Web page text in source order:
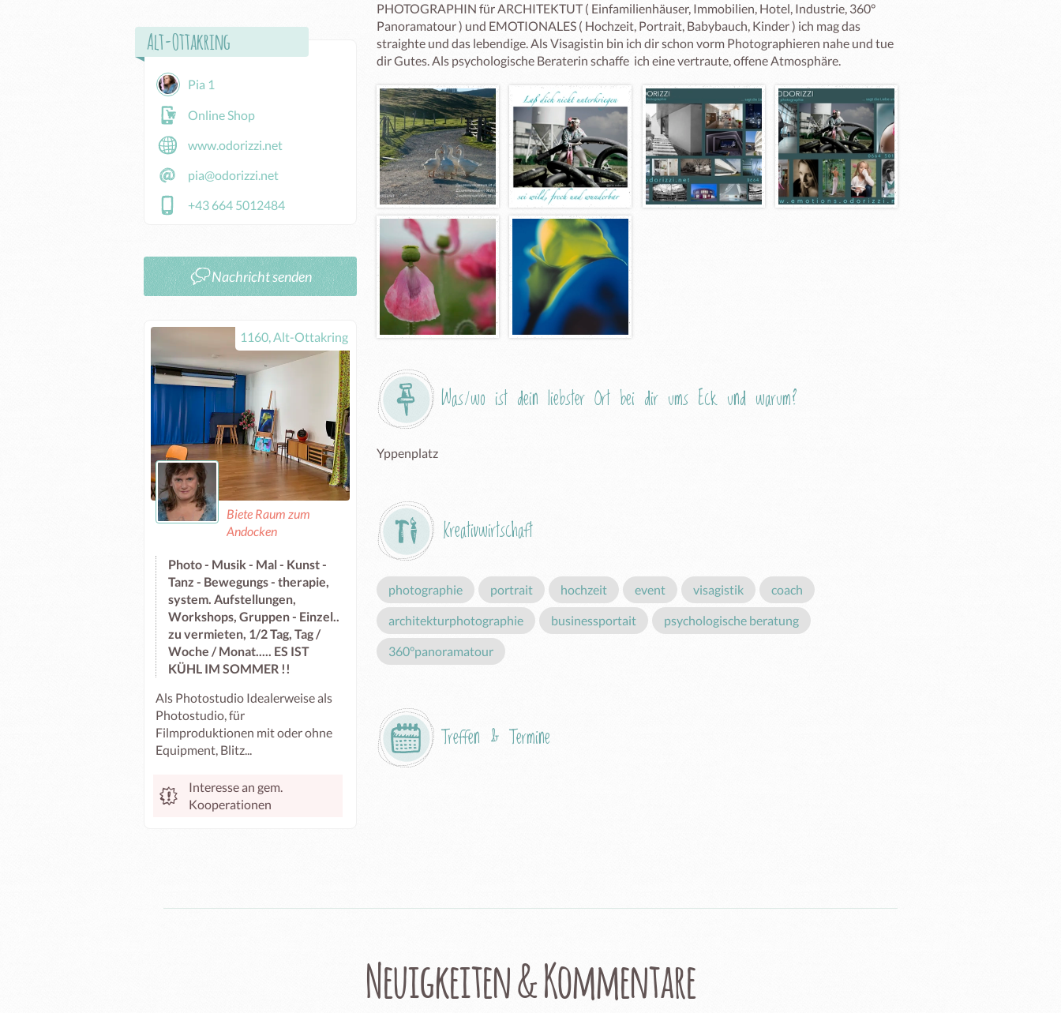
PHOTOGRAPHIN für ARCHITEKTUT ( Einfamilienhäuser, Immobilien, Hotel, Industrie, 360°
Panoramatour ) und EMOTIONALES ( Hochzeit, Portrait, Babybauch, Kinder ) ich mag das
straighte und das lebendige. Als Visagistin bin ich dir schon vorm Photographieren nahe und tue
dir Gutes. Als psychologische Beraterin schaffe  ich eine vertraute, offene Atmosphäre.
Was/wo ist dein liebster Ort bei dir ums Eck und warum?
Yppenplatz
Kreativwirtschaft
photographie portrait hochzeit event visagistik coach
architekturphotographie businessportait psychologische beratung
360°panoramatour
Treffen & Termine
Alt-Ottakring
Pia 1
Online Shop
www.odorizzi.net
pia@odorizzi.net
+43 664 5012484
Nachricht senden
1160, Alt-Ottakring
Biete Raum zum
Andocken
Photo - Musik - Mal - Kunst -
Tanz - Bewegungs - therapie,
system. Aufstellungen,
Workshops, Gruppen - Einzel..
zu vermieten, 1/2 Tag, Tag /
Woche / Monat..... ES IST
KÜHL IM SOMMER !!
Als Photostudio Idealerweise als
Photostudio, für
Filmproduktionen mit oder ohne
Equipment, Blitz...
Interesse an gem.
Kooperationen
Neuigkeiten & Kommentare